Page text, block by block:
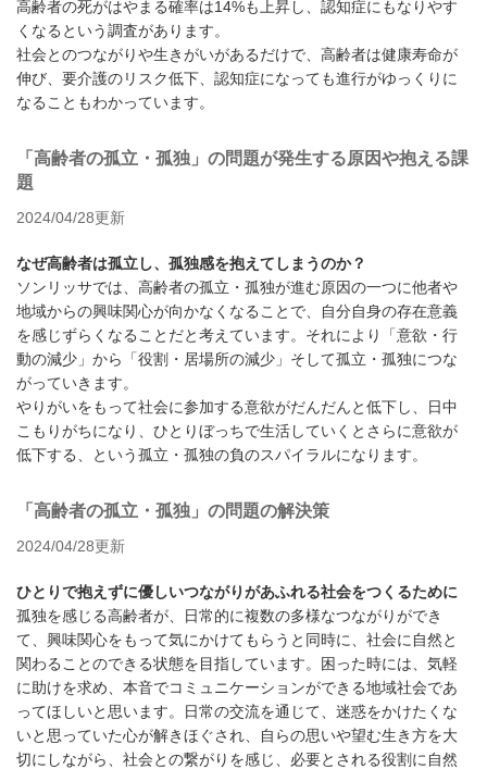
高齢者の死がはやまる確率は14%も上昇し、認知症にもなりやす
くなるという調査があります。
社会とのつながりや生きがいがあるだけで、高齢者は健康寿命が
伸び、要介護のリスク低下、認知症になっても進行がゆっくりに
なることもわかっています。
「高齢者の孤立・孤独」の問題が発生する原因や抱える課
題
2024/04/28更新
なぜ高齢者は孤立し、孤独感を抱えてしまうのか？
ソンリッサでは、高齢者の孤立・孤独が進む原因の一つに他者や
地域からの興味関心が向かなくなることで、自分自身の存在意義
を感じずらくなることだと考えています。それにより「意欲・行
動の減少」から「役割・居場所の減少」そして孤立・孤独につな
がっていきます。
やりがいをもって社会に参加する意欲がだんだんと低下し、日中
こもりがちになり、ひとりぼっちで生活していくとさらに意欲が
低下する、という孤立・孤独の負のスパイラルになります。
「高齢者の孤立・孤独」の問題の解決策
2024/04/28更新
ひとりで抱えずに優しいつながりがあふれる社会をつくるために
孤独を感じる高齢者が、日常的に複数の多様なつながりができ
て、興味関心をもって気にかけてもらうと同時に、社会に自然と
関わることのできる状態を目指しています。困った時には、気軽
に助けを求め、本音でコミュニケーションができる地域社会であ
ってほしいと思います。日常の交流を通じて、迷惑をかけたくな
いと思っていた心が解きほぐされ、自らの思いや望む生き方を大
切にしながら、社会との繋がりを感じ、必要とされる役割に自然